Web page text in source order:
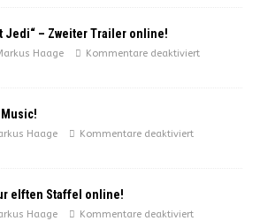
Jedi“ – Zweiter Trailer online!
Haage Kommentare deaktiviert
Haage Kommentare deaktiviert
elften Staffel online!
Haage Kommentare deaktiviert